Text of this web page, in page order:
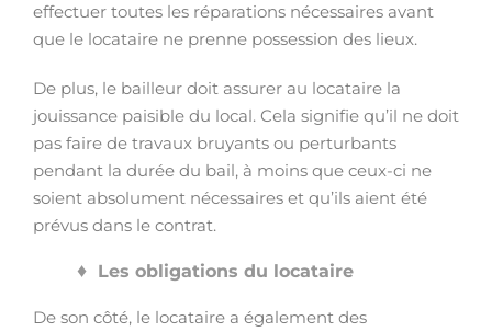
effectuer toutes les réparations nécessaires avant
que le locataire ne prenne possession des lieux.
De plus, le bailleur doit assurer au locataire la
jouissance paisible du local. Cela signifie qu’il ne doit
pas faire de travaux bruyants ou perturbants
pendant la durée du bail, à moins que ceux-ci ne
soient absolument nécessaires et qu’ils aient été
prévus dans le contrat.
Les obligations du locataire
De son côté, le locataire a également des